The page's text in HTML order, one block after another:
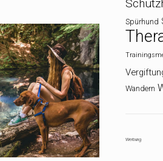
Spürhund
Wandern
Werbung